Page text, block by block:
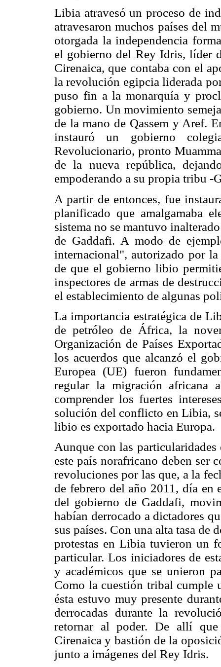
Libia atravesó un proceso de
atravesaron muchos países del
otorgada la independencia
el gobierno del Rey Idris, líder
Cirenaica, que contaba con el
la revolución egipcia liderada
puso fin a la monarquía y
gobierno. Un movimiento
de la mano de Qassem y Aref.
instauró un gobierno
Revolucionario, pronto
de la nueva república,
empoderando a su propia tribu -
A partir de entonces, fue
planificado que amalgamaba
sistema no se mantuvo
de Gaddafi. A modo de
internacional", autorizado por
de que el gobierno libio
inspectores de armas de
el establecimiento de algunas
La importancia estratégica de
de petróleo de África, la
Organización de Países
los acuerdos que alcanzó el
Europea (UE) fueron
regular la migración africana
comprender los fuertes
solución del conflicto en Libia,
libio es exportado hacia Europa.
Aunque con las
este país norafricano deben ser
revoluciones por las que, a la
de febrero del año 2011, día en
del gobierno de Gaddafi,
habían derrocado a dictadores
sus países. Con una alta tasa de
protestas en Libia tuvieron un
particular. Los iniciadores de
y académicos que se unieron
Como la cuestión tribal cumple
ésta estuvo muy presente
derrocadas durante la
retornar al poder. De allí que
Cirenaica y bastión de la
junto a imágenes del Rey Idris.